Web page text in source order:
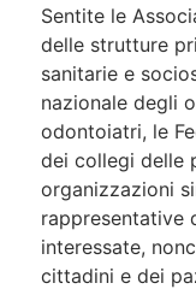
Sentite le
delle strutture
sanitarie e
nazionale degli
odontoiatri, le
dei collegi delle
organizzazioni
rappresentative
interessate,
cittadini e dei